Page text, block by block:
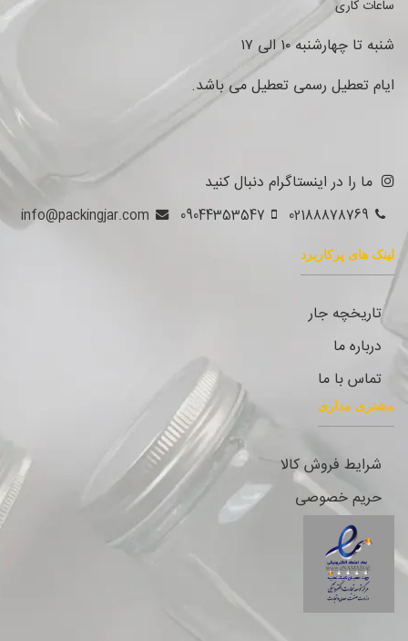
ساعات کاری
شنبه تا چهارشنبه ۱۰ الی ۱۷
ایام تعطیل رسمی تعطیل می باشد.
ما را در اینستاگرام دنبال کنید
02188878769
09044353547
info@packingjar.com
لینک های پرکاربرد
تاریخچه جار
درباره ما
تماس با ما
مشتری مداری
شرایط فروش کالا
حریم خصوصی